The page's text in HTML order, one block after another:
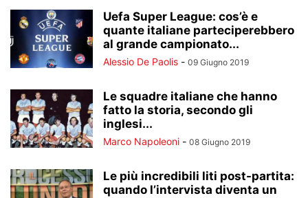
Uefa Super League: cos’è e
quante italiane parteciperebbero
al grande campionato...
Alessio De Paolis - 09 Giugno 2019
Le squadre italiane che hanno
fatto la storia, secondo gli
inglesi...
Marco Napoleoni - 08 Giugno 2019
Le più incredibili liti post-partita:
quando l’intervista diventa un